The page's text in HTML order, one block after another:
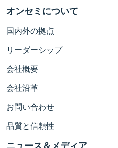
オンセミについて
国内外の拠点
リーダーシップ
会社概要
会社沿革
お問い合わせ
品質と信頼性
ニュース＆メディア